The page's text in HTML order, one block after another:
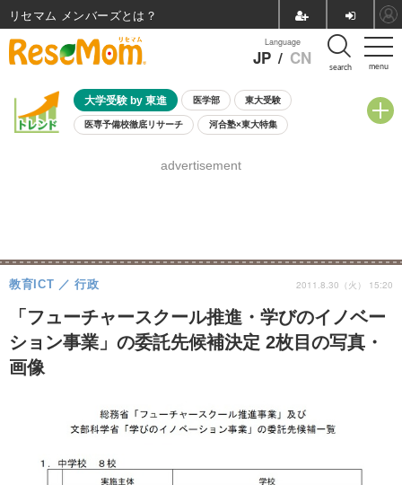
menu
Language
JP / CN search
大学受験 by 東進 医学部 東大受験
医専予備校徹底リサーチ 河合塾×東大特集
8月開催学校説明会・相談会
advertisement
「フューチャースクール推進・学びのイノベー
ション事業」の委託先候補決定 2枚目の写真・
画像
教育ICT 行政 2011.8.30（火） 15:20
リセマム メンバーズ